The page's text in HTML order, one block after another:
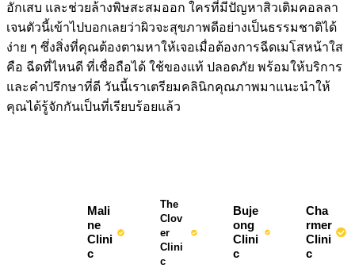
อักเสบ และช่วยล้างพิษสะสมออก ใครที่มีปัญหาสิวเติมคอลลา
เจนตัวนี้เข้าไปบอกเลยว่าผิวจะสุขภาพดีอย่างเป็นธรรมชาติได้
ง่าย ๆ ซึ่งสิ่งที่คุณต้องตามหาให้เจอเมื่อต้องการฉีดเมโสหน้าใส
คือ ฉีดที่ไหนดี ที่เชื่อถือได้ ใช้ของแท้ ปลอดภัย พร้อมให้บริการ
และคำปรึกษาที่ดี วันนี้เราเตรียมคลินิกคุณภาพมาแนะนำให้
คุณได้รู้จักกันเป็นที่เรียบร้อยแล้ว
Mali
ne
Clini
c
The
Clov
er
Clini
c
Buje
ong
Clini
c
Cha
rmer
Clini
c